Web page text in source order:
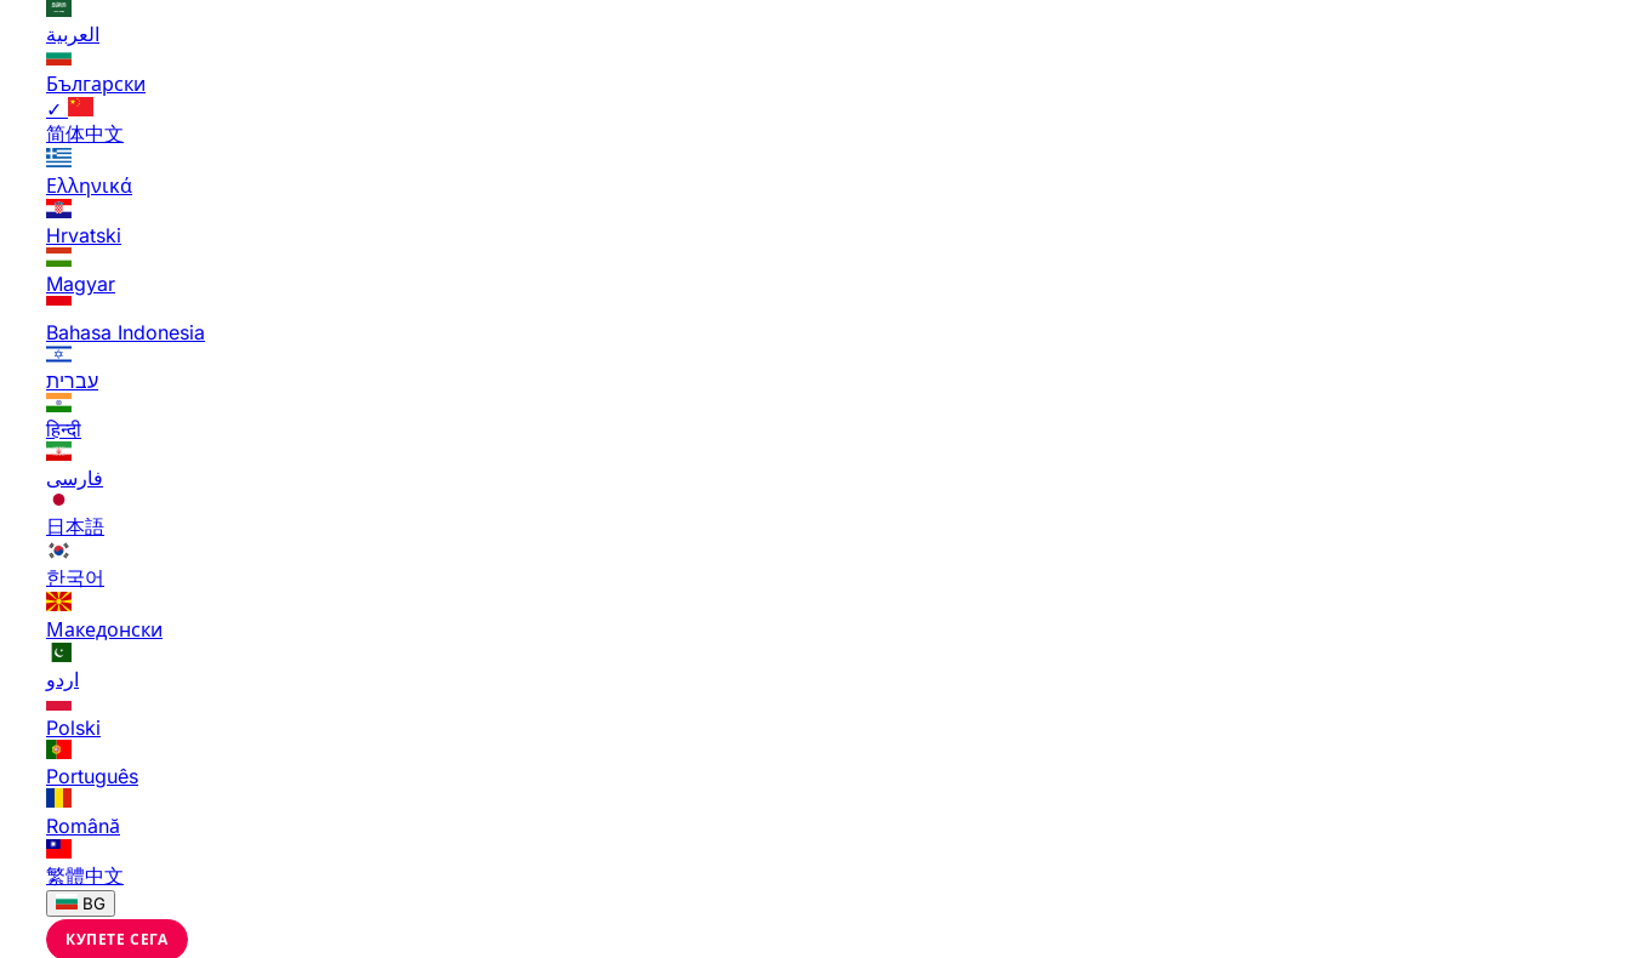
العربية
Български
✓
简体中文
Ελληνικά
Hrvatski
Magyar
Bahasa Indonesia
עברית
हिन्दी
فارسی
日本語
한국어
Македонски
اردو
Polski
Português
Română
繁體中文
BG
КУПЕТЕ СЕГА